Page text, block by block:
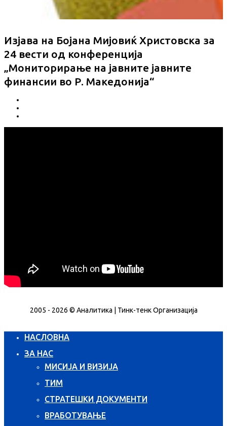
Изјава на Бојана Мијовиќ Христовска за
24 вести од конференција
„Мониторирање на јавните јавните
финансии во Р. Македонија“
2005 - 2026 © Аналитика | Тинк-тенк Организација
НАСЛОВНА
ЗА НАС
МИСИЈА И ВИЗИЈА
ТИМ
СТРАТЕШКИ ДОКУМЕНТИ
ВРАБОТУВАЊЕ